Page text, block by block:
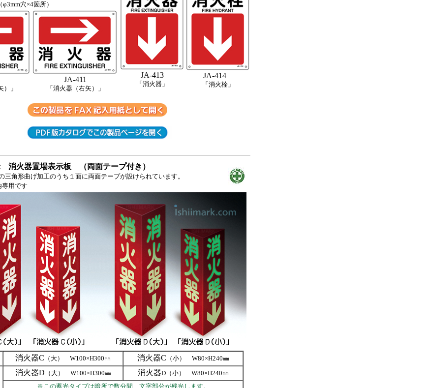
穴×4箇所）
JA-413
「消火器」
JA-414
「消火栓」
）」
JA-411
「消火器（右矢）」
消火器置場表示板 （両面テープ付き）
三角形曲げ加工のうち１面に両面テープが設けられています。
用です
消火器C （大） W100×H300㎜ 消火器C （小） W80×H240㎜
消火器D （大） W100×H300㎜ 消火器D（小） W80×H240㎜
※この蓄光タイプは暗所で数分間、文字部分が残光します。